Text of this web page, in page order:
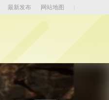
网站地图
最新发布